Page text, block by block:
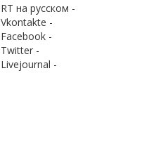
RT на русском -
Vkontakte -
Facebook -
Twitter -
Livejournal -